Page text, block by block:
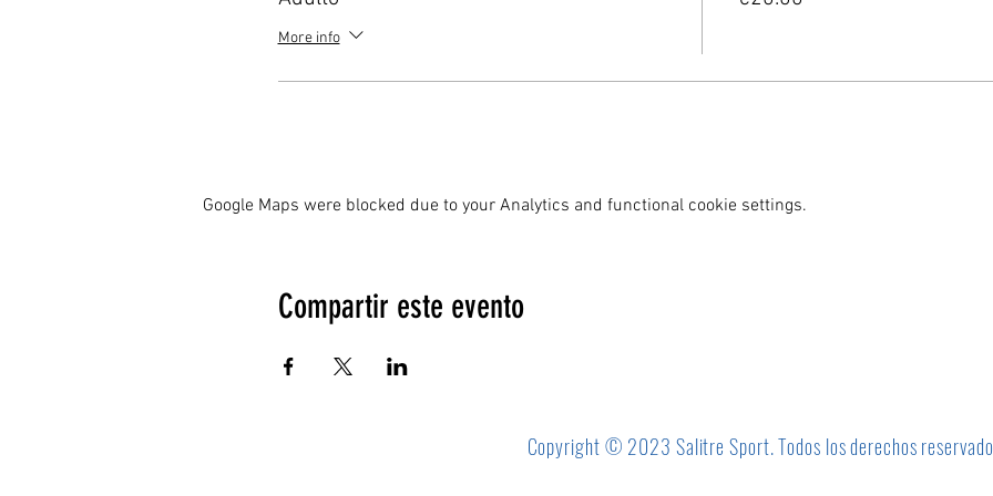
More info
Google Maps were blocked due to your Analytics and functional cookie settings.
Compartir este evento
Copyright © 2023 Salitre Sport. Todos los derechos